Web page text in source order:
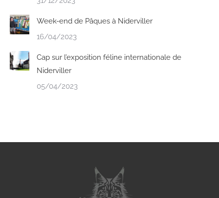
Week-end de Pâques à Niderviller
16/04/2023
Cap sur l’exposition féline internationale de
Niderviller
05/04/2023